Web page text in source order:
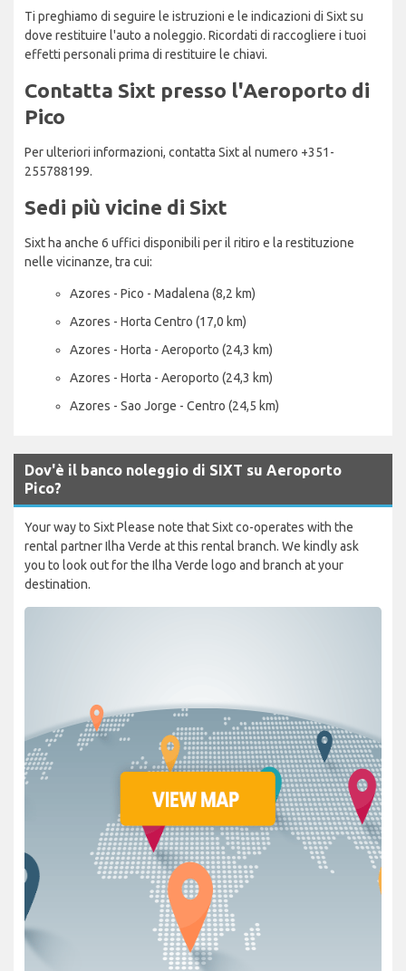
Ti preghiamo di seguire le istruzioni e le indicazioni di Sixt su
dove restituire l'auto a noleggio. Ricordati di raccogliere i tuoi
effetti personali prima di restituire le chiavi.
Contatta Sixt presso l'Aeroporto di
Pico
Per ulteriori informazioni, contatta Sixt al numero +351-
255788199.
Sedi più vicine di Sixt
Sixt ha anche 6 uffici disponibili per il ritiro e la restituzione
nelle vicinanze, tra cui:
Azores - Pico - Madalena (8,2 km)
Azores - Horta Centro (17,0 km)
Azores - Horta - Aeroporto (24,3 km)
Azores - Horta - Aeroporto (24,3 km)
Azores - Sao Jorge - Centro (24,5 km)
Dov'è il banco noleggio di SIXT su Aeroporto
Pico?
Your way to Sixt Please note that Sixt co-operates with the
rental partner Ilha Verde at this rental branch. We kindly ask
you to look out for the Ilha Verde logo and branch at your
destination.